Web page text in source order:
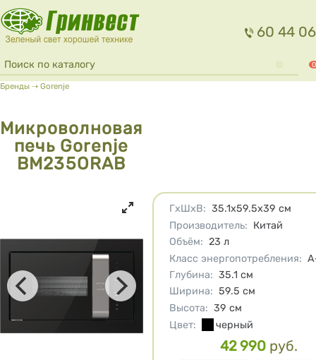
Перейти к основному содержанию
60 44 06
Форма поиска
Поиск 0
Вы здесь
Бренды ⇢ Gorenje
Микроволновая
печь Gorenje
BM235ORAB
Характеристики
ГхШхВ: 35.1х59.5х39 см
Производитель: Китай
Объём: 23 л
Класс энергопотребления:
Глубина: 35.1 см
Ширина: 59.5 см
Высота: 39 см
Цвет:
черный
Цена
42 990 руб.